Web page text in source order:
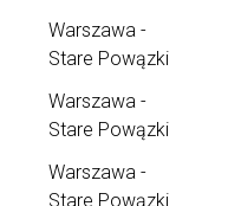
Warszawa -
Stare Powązki
Warszawa -
Stare Powązki
Warszawa -
Stare Powązki